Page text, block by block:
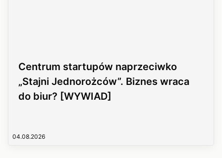
Centrum startupów naprzeciwko
„Stajni Jednorożców”. Biznes wraca
do biur? [WYWIAD]
04.08.2026